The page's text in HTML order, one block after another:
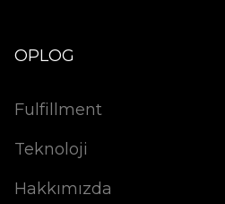
OPLOG
Fulfillment
Teknoloji
Hakkımızda